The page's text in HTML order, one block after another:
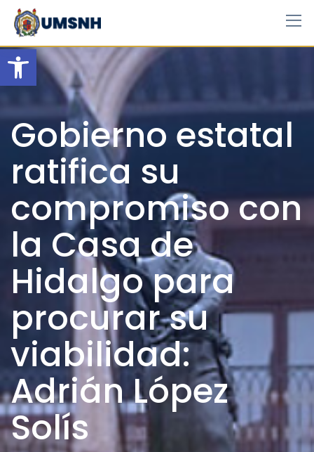
Open toolbar
Skip
content
Gobierno estatal
ratifica su
compromiso con
la Casa de
Hidalgo para
procurar su
viabilidad:
Adrián López
Solís